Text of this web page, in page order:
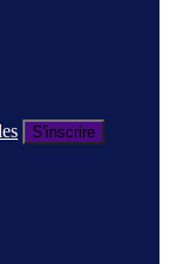
S'inscrire